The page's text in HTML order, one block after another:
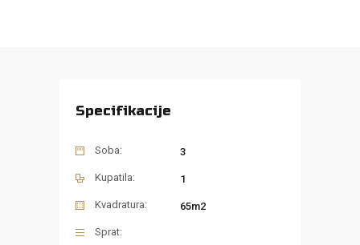
Specifikacije
Soba: 3
Kupatila: 1
Kvadratura: 65m2
Sprat: